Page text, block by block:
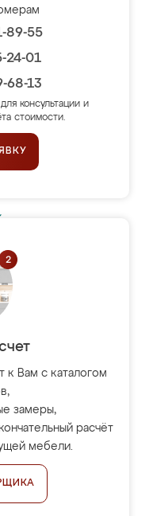
89-55
24-01
68-13
консультации и
стоимости.
к Вам с каталогом
замеры,
расчёт
мебели.